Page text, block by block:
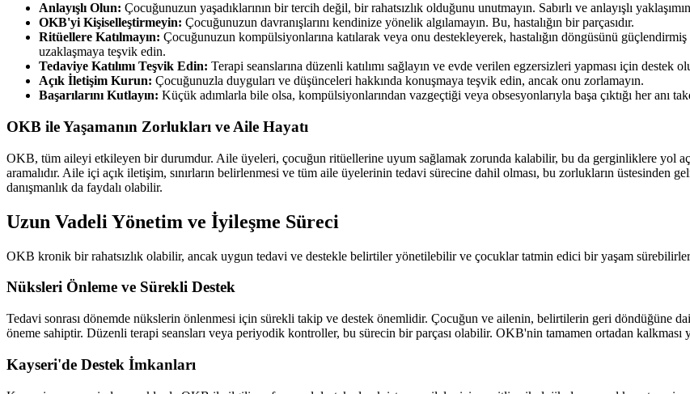
Anlayışlı Olun: Çocuğunuzun yaşadıklarının bir tercih değil, bir rahatsızlık olduğunu unutmayın. Sabırlı ve anlayışlı
OKB'yi Kişiselleştirmeyin: Çocuğunuzun davranışlarını kendinize yönelik algılamayın. Bu, hastalığın bir parçasıdır.
Ritüellere Katılmayın: Çocuğunuzun kompülsiyonlarına katılarak veya onu destekleyerek, hastalığın döngüsünü
uzaklaşmaya teşvik edin.
Tedaviye Katılımı Teşvik Edin: Terapi seanslarına düzenli katılımı sağlayın ve evde verilen egzersizleri yapması için destek
Açık İletişim Kurun: Çocuğunuzla duyguları ve düşünceleri hakkında konuşmaya teşvik edin, ancak onu zorlamayın.
Başarılarını Kutlayın: Küçük adımlarla bile olsa, kompülsiyonlarından vazgeçtiği veya obsesyonlarıyla başa çıktığı her anı
OKB ile Yaşamanın Zorlukları ve Aile Hayatı
OKB, tüm aileyi etkileyen bir durumdur. Aile üyeleri, çocuğun ritüellerine uyum sağlamak zorunda kalabilir, bu da gerginliklere yol
aramalıdır. Aile içi açık iletişim, sınırların belirlenmesi ve tüm aile üyelerinin tedavi sürecine dahil olması, bu zorlukların üstesinden
danışmanlık da faydalı olabilir.
Uzun Vadeli Yönetim ve İyileşme Süreci
OKB kronik bir rahatsızlık olabilir, ancak uygun tedavi ve destekle belirtiler yönetilebilir ve çocuklar tatmin edici bir yaşam
Nüksleri Önleme ve Sürekli Destek
Tedavi sonrası dönemde nükslerin önlenmesi için sürekli takip ve destek önemlidir. Çocuğun ve ailenin, belirtilerin geri döndüğüne
öneme sahiptir. Düzenli terapi seansları veya periyodik kontroller, bu sürecin bir parçası olabilir. OKB'nin tamamen ortadan
Kayseri'de Destek İmkanları